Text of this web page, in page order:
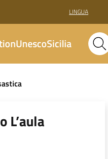
LINGUA
L’aula